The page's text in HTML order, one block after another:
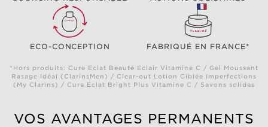
ECO-CONCEPTION FABRIQUÉ EN FRANCE*
*Hors produits: Cure Eclat Beauté Eclair Vitamine C / Gel Moussant
Rasage Idéal (ClarinsMen) / Clear-out Lotion Ciblée Imperfections
(My Clarins) / Cure Eclat Bright Plus Vitamine C / Savons solides
VOS AVANTAGES PERMANENTS